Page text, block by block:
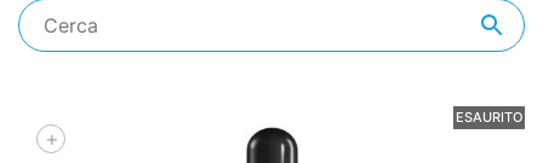
ESAURITO
+